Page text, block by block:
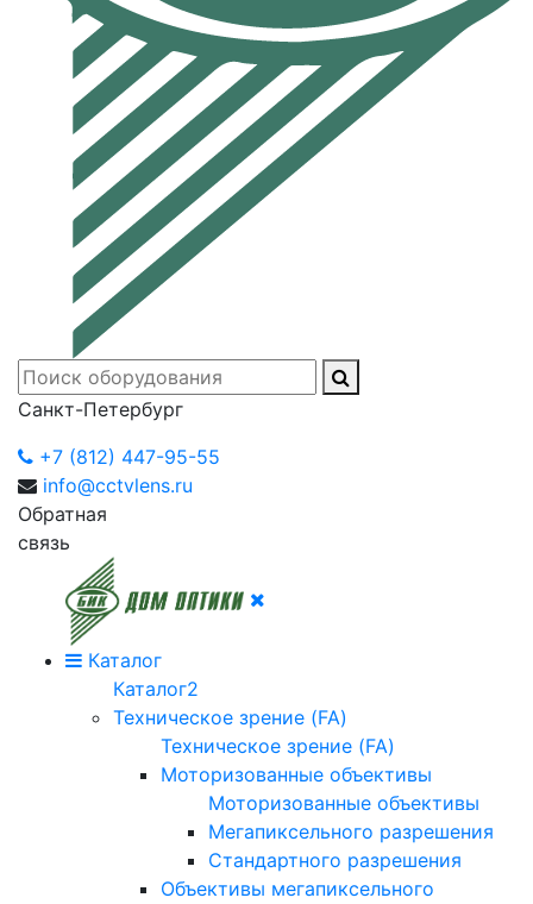
Санкт-Петербург
+7 (812) 447-95-55
info@cctvlens.ru
Обратная
связь
Каталог
Каталог2
Техническое зрение (FA)
Техническое зрение (FA)
Моторизованные объективы
Моторизованные объективы
Мегапиксельного разрешения
Стандартного разрешения
Объективы мегапиксельного